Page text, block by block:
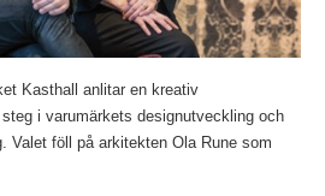
Kasthall anlitar en kreativ
i varumärkets designutveckling och
Valet föll på arkitekten Ola Rune som